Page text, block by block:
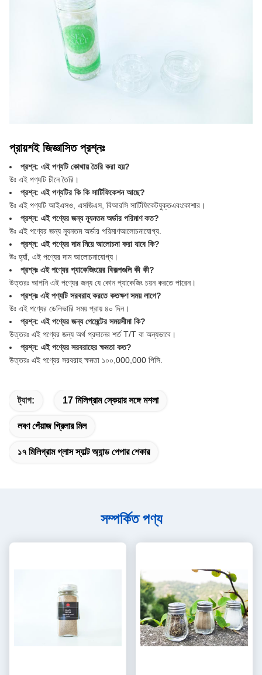
প্রায়শই জিজ্ঞাসিত প্রশ্নঃ
প্রশ্ন: এই পণ্যটি কোথায় তৈরি করা হয়?
উঃ এই পণ্যটি চীনে তৈরি।
প্রশ্ন: এই পণ্যটির কি কি সার্টিফিকেশন আছে?
উঃ এই পণ্যটি আইএসও, এসজিএস, বিআরসি সার্টিফিকেটযুক্তএবংকোশার।
প্রশ্ন: এই পণ্যের জন্য ন্যূনতম অর্ডার পরিমাণ কত?
উঃ এই পণ্যের জন্য ন্যূনতম অর্ডার পরিমাণআলোচনাযোগ্য.
প্রশ্ন: এই পণ্যের দাম নিয়ে আলোচনা করা যাবে কি?
উঃ হ্যাঁ, এই পণ্যের দাম আলোচনাযোগ্য।
প্রশ্নঃ এই পণ্যের প্যাকেজিংয়ের বিকল্পগুলি কী কী?
উত্তরঃ আপনি এই পণ্যের জন্য যে কোন প্যাকেজিং চয়ন করতে পারেন।
প্রশ্নঃ এই পণ্যটি সরবরাহ করতে কতক্ষণ সময় লাগে?
উঃ এই পণ্যের ডেলিভারি সময় প্রায় ৪০ দিন।
প্রশ্ন: এই পণ্যের জন্য পেমেন্টের সময়সীমা কি?
উত্তরঃ এই পণ্যের জন্য অর্থ প্রদানের শর্ত T/T বা অন্যভাবে।
প্রশ্ন: এই পণ্যের সরবরাহের ক্ষমতা কত?
উত্তরঃ এই পণ্যের সরবরাহ ক্ষমতা ১০০,000,000 পিসি.
ট্যাগ: 17 মিলিগ্রাম স্কেয়ার সঙ্গে মশলা
লবণ পেঁয়াজ গ্রিলার মিল
১৭ মিলিগ্রাম গ্লাস স্যাল্ট অ্যান্ড পেপার শেকার
সম্পর্কিত পণ্য